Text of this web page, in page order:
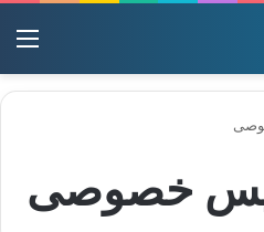
خصوصی